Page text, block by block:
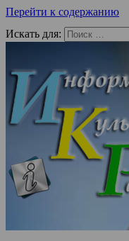
Перейти к содержанию
Искать для: